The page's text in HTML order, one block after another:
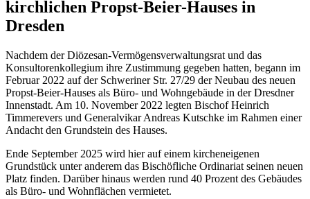
kirchlichen Propst-Beier-Hauses in
Dresden
Nachdem der Diözesan-Vermögensverwaltungsrat und das
Konsultorenkollegium ihre Zustimmung gegeben hatten, begann im
Februar 2022 auf der Schweriner Str. 27/29 der Neubau des neuen
Propst-Beier-Hauses als Büro- und Wohngebäude in der Dresdner
Innenstadt. Am 10. November 2022 legten Bischof Heinrich
Timmerevers und Generalvikar Andreas Kutschke im Rahmen einer
Andacht den Grundstein des Hauses.
Ende September 2025 wird hier auf einem kircheneigenen
Grundstück unter anderem das Bischöfliche Ordinariat seinen neuen
Platz finden. Darüber hinaus werden rund 40 Prozent des Gebäudes
als Büro- und Wohnflächen vermietet.